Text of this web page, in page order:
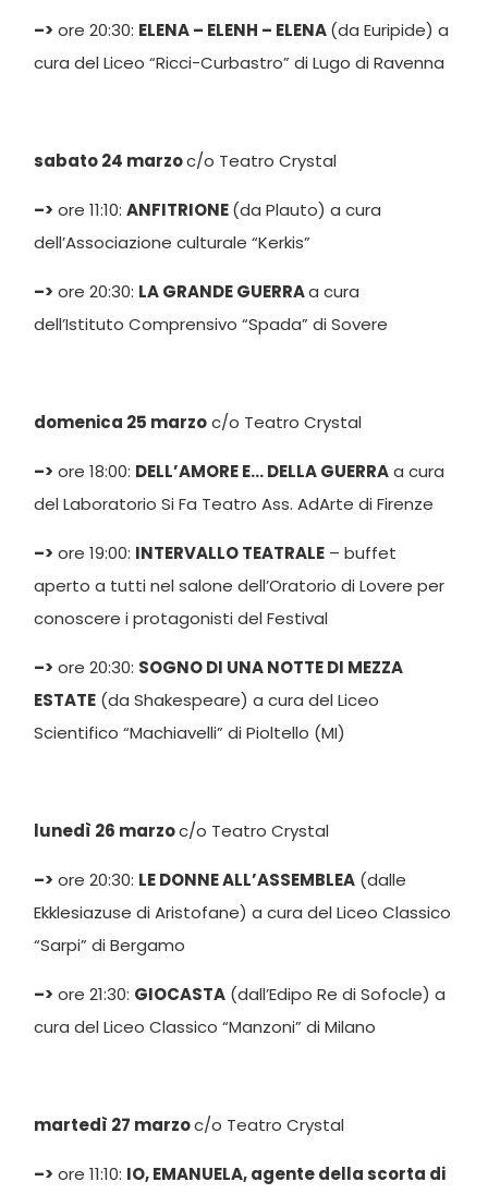
–> ore 20:30: ELENA – ELENH – ELENA(da Euripide) a
cura del Liceo “Ricci-Curbastro” di Lugo di Ravenna
sabato 24 marzoc/o Teatro Crystal
–> ore 11:10:ANFITRIONE(da Plauto) a cura
dell’Associazione culturale “Kerkis”
–> ore 20:30: LA GRANDE GUERRAa cura
dell’Istituto Comprensivo “Spada” di Sovere
domenica 25 marzoc/o Teatro Crystal
–> ore 18:00: DELL’AMORE E… DELLA GUERRAa cura
del Laboratorio Si Fa Teatro Ass. AdArte di Firenze
–> ore 19:00: INTERVALLO TEATRALE – buffet
aperto a tutti nel salone dell’Oratorio di Lovere per
conoscere i protagonisti del Festival
–> ore 20:30: SOGNO DI UNA NOTTE DI MEZZA
ESTATE (da Shakespeare) a cura del Liceo
Scientifico “Machiavelli” di Pioltello (MI)
lunedì 26 marzoc/o Teatro Crystal
–> ore 20:30: LE DONNE ALL’ASSEMBLEA (dalle
Ekklesiazuse di Aristofane) a cura del Liceo Classico
“Sarpi” di Bergamo
–> ore 21:30: GIOCASTA (dall’Edipo Re di Sofocle) a
cura del Liceo Classico “Manzoni” di Milano
martedì 27 marzoc/o Teatro Crystal
–> ore 11:10: IO, EMANUELA, agente della scorta di